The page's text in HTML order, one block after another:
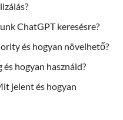
ChatGPT keresésre?
és hogyan növelhető?
és hogyan használd?
jelent és hogyan